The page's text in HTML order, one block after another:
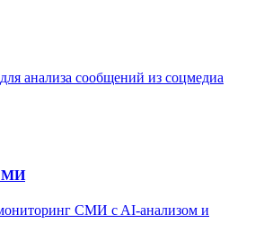
анализа сообщений из соцмедиа
СМИ c AI-анализом и